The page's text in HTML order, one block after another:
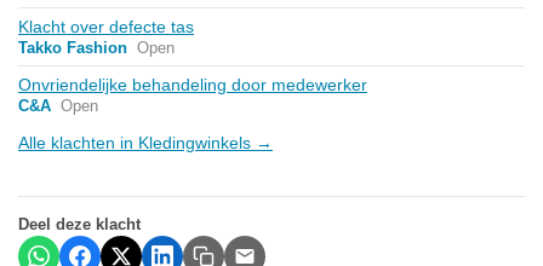
Klacht over defecte tas
Takko Fashion Open
Onvriendelijke behandeling door medewerker
C&A Open
Alle klachten in Kledingwinkels →
Deel deze klacht